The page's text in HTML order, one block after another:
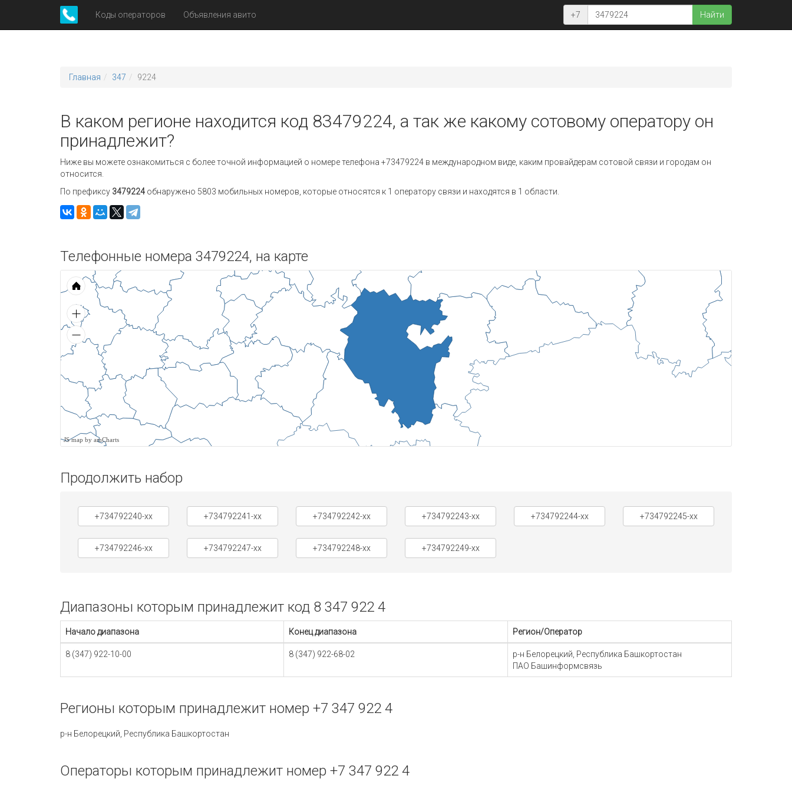
Коды операторов Объявления авито +7 Найти
Главная 347 9224
В каком регионе находится код 83479224, а так же какому сотовому оператору он
принадлежит?
Ниже вы можете ознакомиться с более точной информацией о номере телефона +73479224 в международном виде, каким провайдерам сотовой связи и городам он
относится.
По префиксу 3479224 обнаружено 5803 мобильных номеров, которые относятся к 1 оператору связи и находятся в 1 области.
Телефонные номера 3479224, на карте
JS map by amCharts
Продолжить набор
+734792240-xx +734792241-xx +734792242-xx +734792243-xx +734792244-xx +734792245-xx
+734792246-xx +734792247-xx +734792248-xx +734792249-xx
Диапазоны которым принадлежит код 8 347 922 4
Начало диапазона Конец диапазона Регион/Оператор
8 (347) 922-10-00 8 (347) 922-68-02
р-н Белорецкий, Республика Башкортостан
ПАО Башинформсвязь
Регионы которым принадлежит номер +7 347 922 4
р-н Белорецкий, Республика Башкортостан
Операторы которым принадлежит номер +7 347 922 4